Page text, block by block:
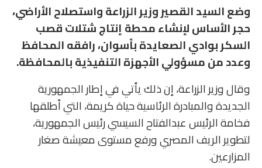
وضع السيد القصير وزير الزراعة واستصلاح الأراضي،
حجر الأساس لإنشاء محطة إنتاج شتلات قصب
السكر بوادي الصعايدة بأسوان، رافقه المحافظ
وعدد من مسؤولي الأجهزة التنفيذية بالمحافظة.
وقال وزير الزراعة، إن ذلك يأتي في إطار الجمهورية
الجديدة والمبادرة الرئاسية حياة كريمة، التي أطلقها
فخامة الرئيس عبدالفتاح السيسي رئيس الجمهورية،
لتطوير الريف المصري ورفع مستوى معيشة صغار
المزارعين.